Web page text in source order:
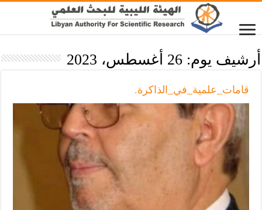
أرشيف يوم:26 أغسطس، 2023
قامات_علمية_في_الذاكرة.